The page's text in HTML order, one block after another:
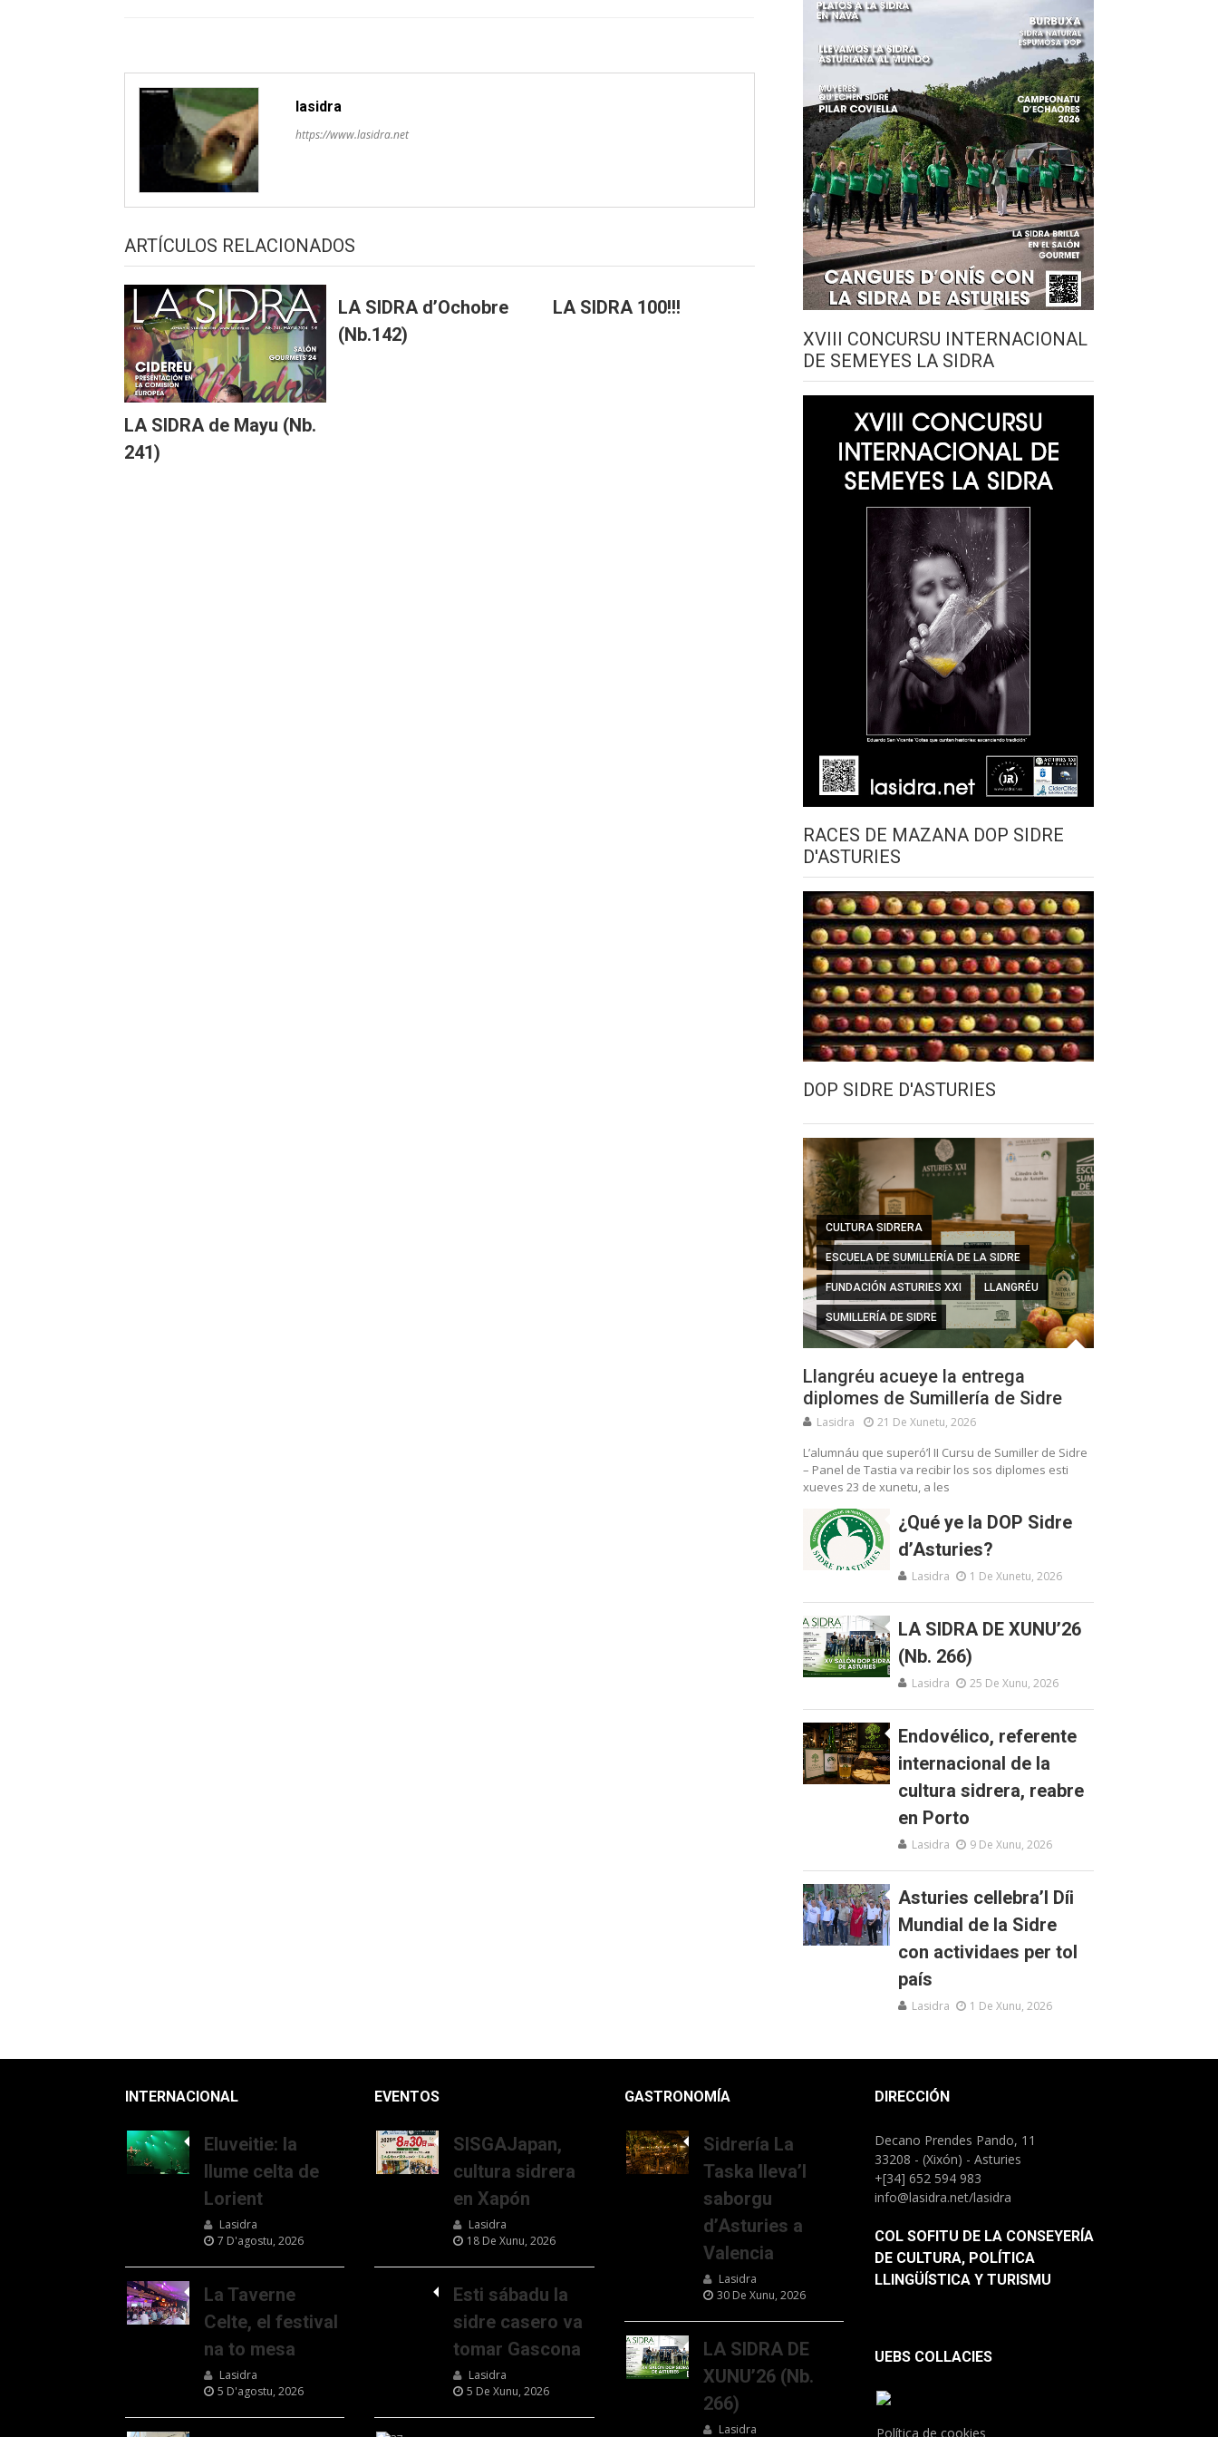
lasidra
https://www.lasidra.net
ARTÍCULOS RELACIONADOS
LA SIDRA de Mayu (Nb.
241)
LA SIDRA d’Ochobre
(Nb.142)
LA SIDRA 100!!!
XVIII CONCURSU INTERNACIONAL
DE SEMEYES LA SIDRA
RACES DE MAZANA DOP SIDRE
D'ASTURIES
DOP SIDRE D'ASTURIES
CULTURA SIDRERA
ESCUELA DE SUMILLERÍA DE LA SIDRE
FUNDACIÓN ASTURIES XXI LLANGRÉU
SUMILLERÍA DE SIDRE
Llangréu acueye la entrega
diplomes de Sumillería de Sidre
Lasidra 21 De Xunetu, 2026
L’alumnáu que superó’l II Cursu de Sumiller de Sidre
– Panel de Tastia va recibir los sos diplomes esti
xueves 23 de xunetu, a les
¿Qué ye la DOP Sidre
d’Asturies?
Lasidra 1 De Xunetu, 2026
LA SIDRA DE XUNU’26
(Nb. 266)
Lasidra 25 De Xunu, 2026
Endovélico, referente
internacional de la
cultura sidrera, reabre
en Porto
Lasidra 9 De Xunu, 2026
Asturies cellebra’l Díi
Mundial de la Sidre
con actividaes per tol
país
Lasidra 1 De Xunu, 2026
INTERNACIONAL
Eluveitie: la
llume celta de
Lorient
Lasidra
7 D'agostu, 2026
La Taverne
Celte, el festival
na to mesa
Lasidra
5 D'agostu, 2026
EVENTOS
SISGAJapan,
cultura sidrera
en Xapón
Lasidra
18 De Xunu, 2026
Esti sábadu la
sidre casero va
tomar Gascona
Lasidra
5 De Xunu, 2026
GASTRONOMÍA
Sidrería La
Taska lleva’l
saborgu
d’Asturies a
Valencia
Lasidra
30 De Xunu, 2026
LA SIDRA DE
XUNU’26 (Nb.
266)
Lasidra
DIRECCIÓN
Decano Prendes Pando, 11
33208 - (Xixón) - Asturies
+[34] 652 594 983
info@lasidra.net/lasidra
COL SOFITU DE LA CONSEYERÍA
DE CULTURA, POLÍTICA
LLINGÜÍSTICA Y TURISMU
UEBS COLLACIES
Política de cookies